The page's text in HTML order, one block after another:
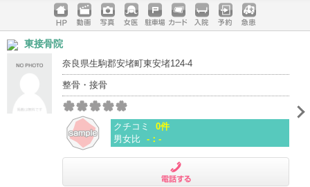
ホームペ
ージ
動画 写真 女医 駐車場
クレジッ
入院 予約 急患
東接骨院
奈良県生駒郡安堵町東安堵124-4
整骨・接骨
クチコミ
0件
男女比 -：-